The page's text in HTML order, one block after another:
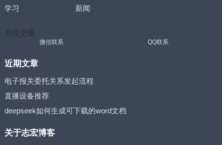
学习
新闻
关注交流
微信联系 QQ联系
近期文章
电子报关委托关系发起流程
直播设备推荐
deepseek如何生成可下载的word文档
关于志宏博客